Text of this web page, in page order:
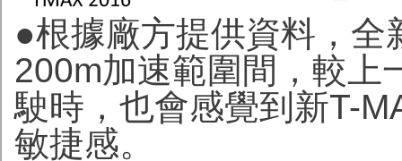
●根據廠方提供資料，全
200m加速範圍間，較上
駛時，也會感覺到新T-
敏捷感。